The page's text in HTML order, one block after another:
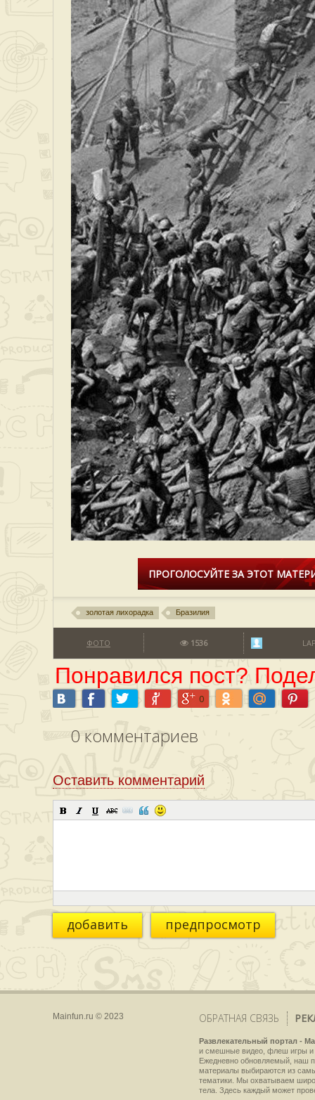
ПРОГОЛОСУЙТЕ ЗА ЭТОТ
золотая лихорадка Бразилия
ФОТО 1536
Понравился пост?
0
0 комментариев
Оставить комментарий
добавить предпросмотр
Mainfun.ru © 2023 ОБРАТНАЯ СВЯЗЬ
Развлекательный портал -
и смешные видео, флеш игры и
Ежедневно обновляемый, наш
материалы выбираются из
тематики. Мы охватываем
тела. Здесь каждый может